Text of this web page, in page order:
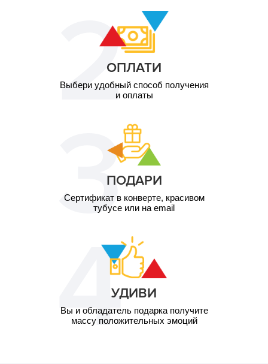
ОПЛАТИ
Выбери удобный способ получения
и оплаты
ПОДАРИ
Сертификат в конверте, красивом
тубусе или на email
УДИВИ
Вы и обладатель подарка получите
массу положительных эмоций